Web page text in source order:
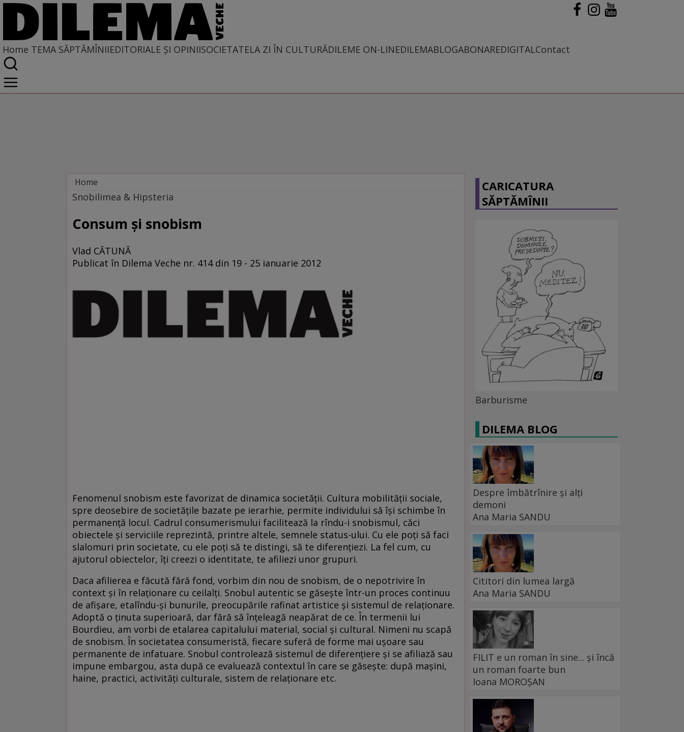
Home TEMA SĂPTĂMÎNIIEDITORIALE ȘI OPINIISOCIETATELA ZI ÎN CULTURĂDILEME ON-LINEDILEMABLOGABONAREDIGITALContact
Home
Tema săptămînii
Snobilimea & Hipsteria
Consum şi snobism
Vlad CĂTUNĂ
Publicat în Dilema Veche nr. 414 din 19 - 25 ianuarie 2012
Fenomenul snobism este favorizat de dinamica societăţii. Cultura mobilităţii sociale,
spre deosebire de societăţile bazate pe ierarhie, permite individului să îşi schimbe în
permanenţă locul. Cadrul consumerismului facilitează la rîndu-i snobismul, căci
obiectele şi serviciile reprezintă, printre altele, semnele status-ului. Cu ele poţi să faci
slalomuri prin societate, cu ele poţi să te distingi, să te diferenţiezi. La fel cum, cu
ajutorul obiectelor, îţi creezi o identitate, te afiliezi unor grupuri.
Daca afilierea e făcută fără fond, vorbim din nou de snobism, de o nepotrivire în
context şi în relaţionare cu ceilalţi. Snobul autentic se găseşte într-un proces continuu
de afişare, etalîndu-şi bunurile, preocupările rafinat artistice şi sistemul de relaţionare.
Adoptă o ţinuta superioară, dar fără să înţeleagă neapărat de ce. În termenii lui
Bourdieu, am vorbi de etalarea capitalului material, social şi cultural. Nimeni nu scapă
de snobism. În societatea consumeristă, fiecare suferă de forme mai uşoare sau
permanente de infatuare. Snobul controlează sistemul de diferenţiere şi se afiliază sau
impune embargou, asta după ce evaluează contextul în care se găseşte: după maşini,
haine, practici, activităţi culturale, sistem de relaţionare etc.
CARICATURA
SĂPTĂMÎNII
Barburisme
DILEMA BLOG
Despre îmbătrînire și alți
demoni
Ana Maria SANDU
Cititori din lumea largă
Ana Maria SANDU
FILIT e un roman în sine... și încă
un roman foarte bun
Ioana MOROȘAN